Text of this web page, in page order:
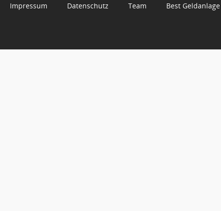
Impressum Datenschutz Team Best Geldanlage